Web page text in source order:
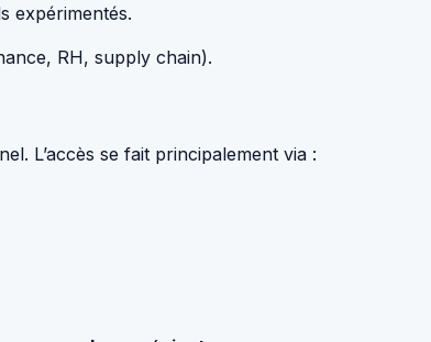
expérimentés.
RH, supply chain).
L’accès se fait principalement via :